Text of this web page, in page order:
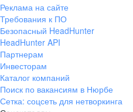
Реклама на сайте
Требования к ПО
Безопасный HeadHunter
HeadHunter API
Партнерам
Инвесторам
Каталог компаний
Поиск по вакансиям в Нюрбе
Сетка: соцсеть для нетворкинга